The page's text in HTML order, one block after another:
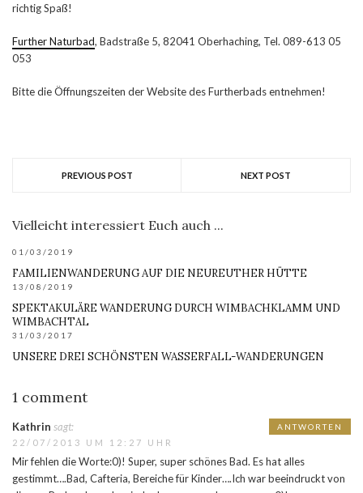
richtig Spaß!
Further Naturbad, Badstraße 5, 82041 Oberhaching, Tel. 089-613 05
053
Bitte die Öffnungszeiten der Website des Furtherbads entnehmen!
PREVIOUS POST NEXT POST
Vielleicht interessiert Euch auch ...
01/03/2019
FAMILIENWANDERUNG AUF DIE NEUREUTHER HÜTTE
13/08/2019
SPEKTAKULÄRE WANDERUNG DURCH WIMBACHKLAMM UND
WIMBACHTAL
31/03/2017
UNSERE DREI SCHÖNSTEN WASSERFALL-WANDERUNGEN
1 comment
Kathrin sagt:
22/07/2013 UM 12:27 UHR
Mir fehlen die Worte:0)! Super, super schönes Bad. Es hat alles
gestimmt….Bad, Cafteria, Bereiche für Kinder….Ich war beeindruckt von
ANTWORTEN